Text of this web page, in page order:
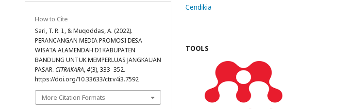
How to Cite
Sari, T. R. I., & Muqoddas, A. (2022).
PERANCANGAN MEDIA PROMOSI DESA
WISATA ALAMENDAH DI KABUPATEN
BANDUNG UNTUK MEMPERLUAS JANGKAUAN
PASAR. CITRAKARA,4(3), 333–352.
https://doi.org/10.33633/ctr.v4i3.7592
More Citation Formats
Cendikia
TOOLS